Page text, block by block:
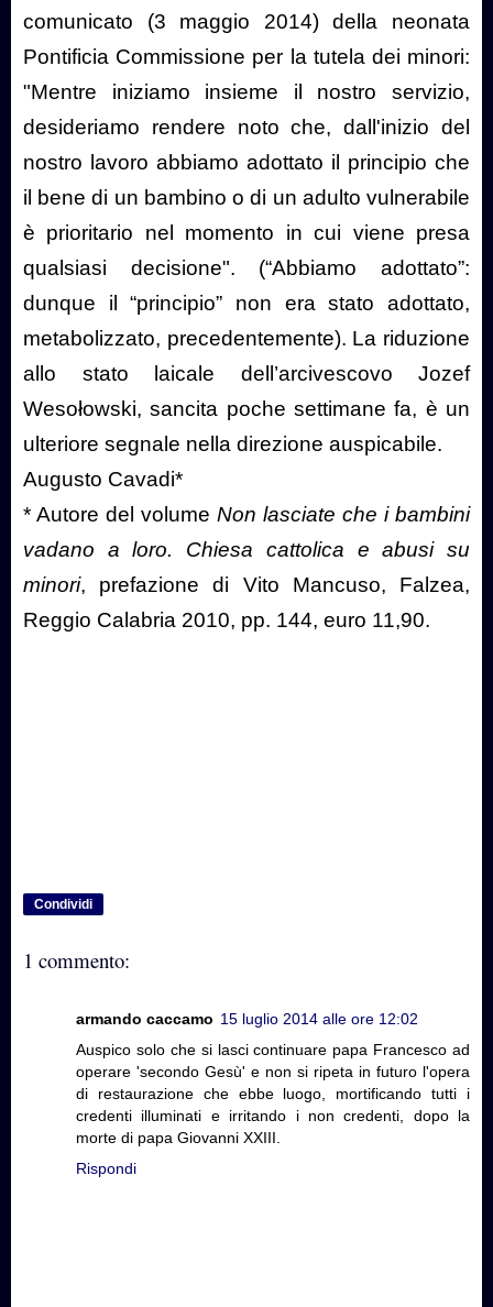
comunicato (3 maggio 2014) della neonata
Pontificia Commissione per la tutela dei minori:
"Mentre iniziamo insieme il nostro servizio,
desideriamo rendere noto che, dall'inizio del
nostro lavoro abbiamo adottato il principio che
il bene di un bambino o di un adulto vulnerabile
è prioritario nel momento in cui viene presa
qualsiasi decisione". (“Abbiamo adottato”:
dunque il “principio” non era stato adottato,
metabolizzato, precedentemente). La riduzione
allo stato laicale dell’arcivescovo Jozef
Wesołowski, sancita poche settimane fa, è un
ulteriore segnale nella direzione auspicabile.
Augusto Cavadi*
* Autore del volume Non lasciate che i bambini
vadano a loro. Chiesa cattolica e abusi su
minori, prefazione di Vito Mancuso, Falzea,
Reggio Calabria 2010, pp. 144, euro 11,90.
Condividi
1 commento:
armando caccamo 15 luglio 2014 alle ore 12:02
Auspico solo che si lasci continuare papa Francesco ad
operare 'secondo Gesù' e non si ripeta in futuro l'opera
di restaurazione che ebbe luogo, mortificando tutti i
credenti illuminati e irritando i non credenti, dopo la
morte di papa Giovanni XXIII.
Rispondi